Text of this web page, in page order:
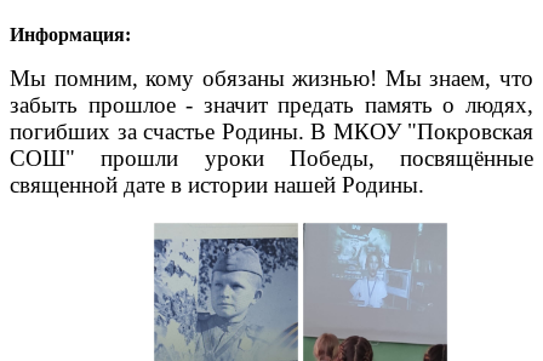
Информация:
Мы помним, кому обязаны жизнью! Мы знаем, что
забыть прошлое - значит предать память о людях,
погибших за счастье Родины. В МКОУ "Покровская
СОШ" прошли уроки Победы, посвящённые
священной дате в истории нашей Родины.